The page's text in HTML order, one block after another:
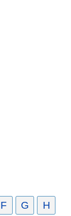
F G H